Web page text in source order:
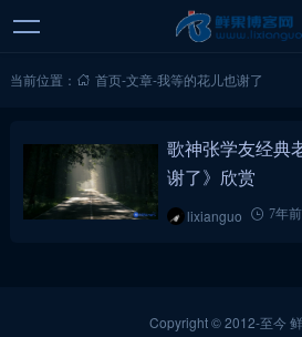
当前位置： 首页-文章-我等的花儿也谢了
歌神张学友经典
谢了》欣赏
lixianguo 7年前
Copyright © 2012-至今